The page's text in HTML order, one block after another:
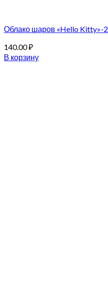
Облако шаров «Hello Kitty»-2
140.00₽
В корзину